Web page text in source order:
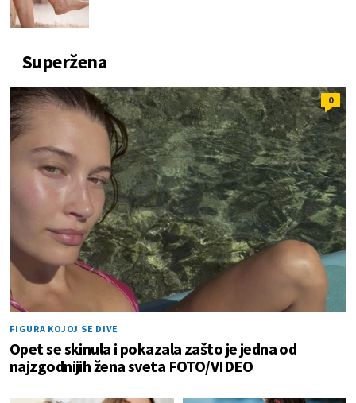
Superžena
0
FIGURA KOJOJ SE DIVE
Opet se skinula i pokazala zašto je jedna od
najzgodnijih žena sveta FOTO/VIDEO